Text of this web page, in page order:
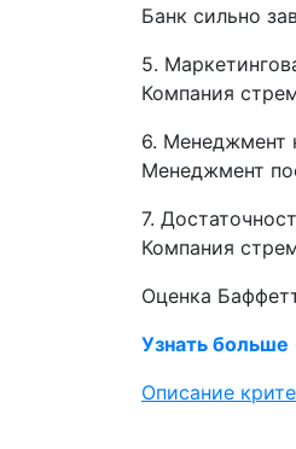
Банк сильно
5.
Компания
6.
Менеджмент
7.
Компания
Оценка
Узнать больше
Описание